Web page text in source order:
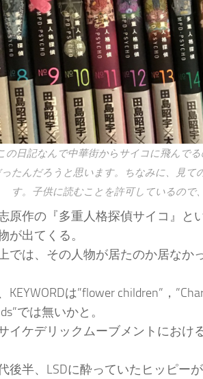
の日記なんで中華街からサイコに飛んで
たんだろうと思います。ちなみに、見て
す。子供に読むことを許可しているので
原作の『多重人格探偵サイコ』と
が出てくる。
では、その人物が居たのか居なか
KEYWORDは”flower children”，
では無いかと。
イケデリックムーブメントにおけ
後半、LSDに酔っていたヒッピー